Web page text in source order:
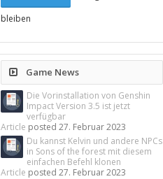
bleiben
Game News
Die Vorinstallation von Genshin
Impact Version 3.5 ist jetzt
verfügbar
Article posted27. Februar 2023
Du kannst Kelvin und andere NPCs
in Sons of the forest mit diesem
einfachen Befehl klonen
Article posted27. Februar 2023